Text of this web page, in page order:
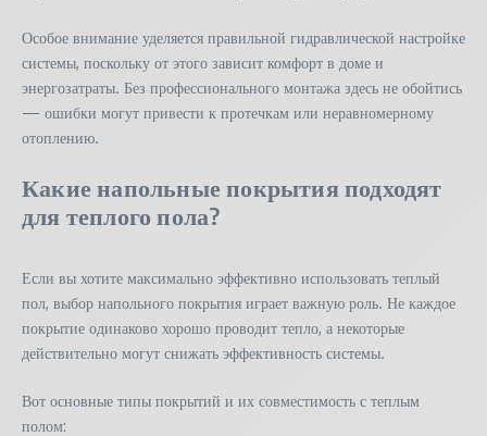
Особое внимание уделяется правильной гидравлической настройке
системы, поскольку от этого зависит комфорт в доме и
энергозатраты. Без профессионального монтажа здесь не обойтись
— ошибки могут привести к протечкам или неравномерному
отоплению.
Какие напольные покрытия подходят
для теплого пола?
Если вы хотите максимально эффективно использовать теплый
пол, выбор напольного покрытия играет важную роль. Не каждое
покрытие одинаково хорошо проводит тепло, а некоторые
действительно могут снижать эффективность системы.
Вот основные типы покрытий и их совместимость с теплым
полом: